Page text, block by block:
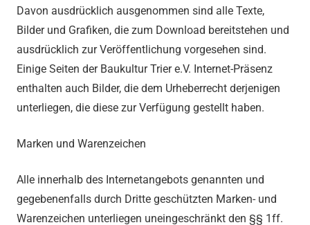
Davon ausdrücklich ausgenommen sind alle Texte,
Bilder und Grafiken, die zum Download bereitstehen und
ausdrücklich zur Veröffentlichung vorgesehen sind.
Einige Seiten der Baukultur Trier e.V. Internet-Präsenz
enthalten auch Bilder, die dem Urheberrecht derjenigen
unterliegen, die diese zur Verfügung gestellt haben.
Marken und Warenzeichen
Alle innerhalb des Internetangebots genannten und
gegebenenfalls durch Dritte geschützten Marken- und
Warenzeichen unterliegen uneingeschränkt den §§ 1ff.